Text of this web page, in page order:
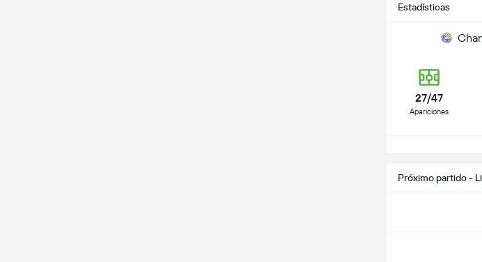
Estadísticas
27/47
Apariciones
Próximo partido -